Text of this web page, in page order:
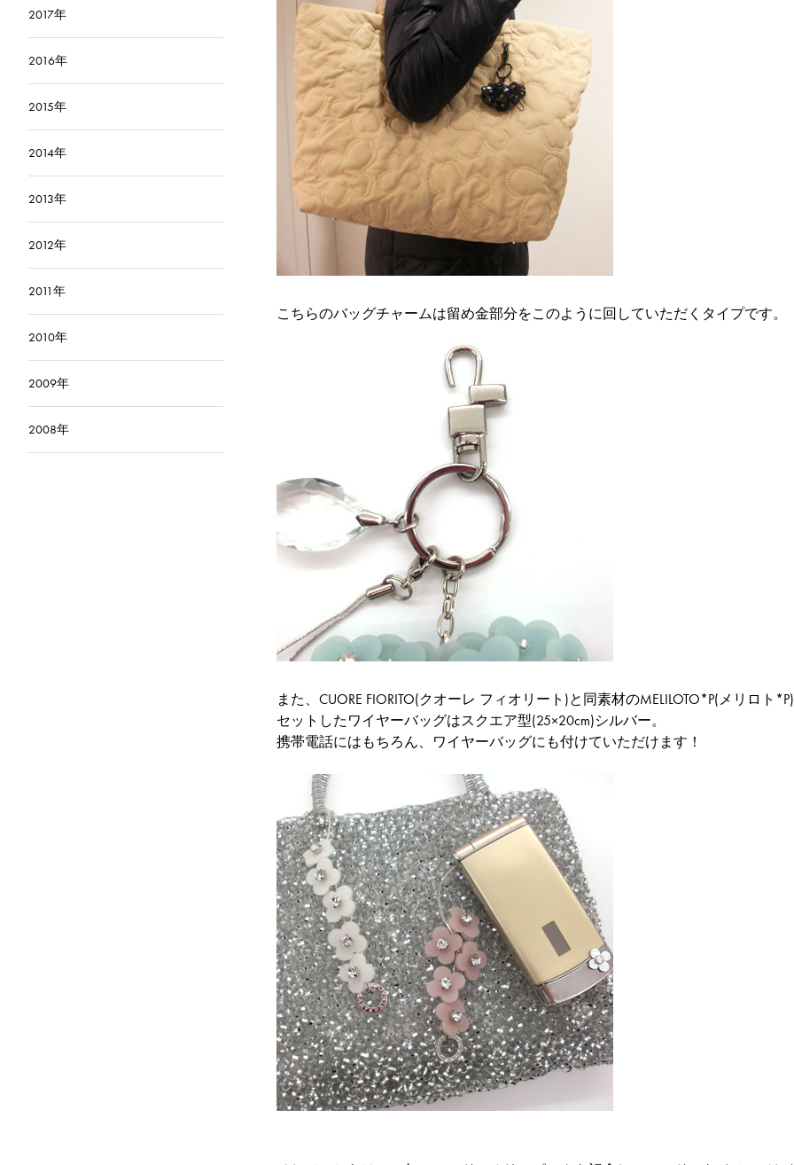
2017年
2016年
2015年
2014年
2013年
2012年
2011年
2010年
2009年
2008年
こちらのバッグチャームは留め金部分をこのように回していただくタイプです。
また、 CUORE FIORITO(クオーレ フィオリート)と同素材のMELILOTO*P(メリロト*P)
セットしたワイヤーバッグはスクエア型(25×20cm)シルバー。
携帯電話にはもちろん、ワイヤーバッグにも付けていただけます！